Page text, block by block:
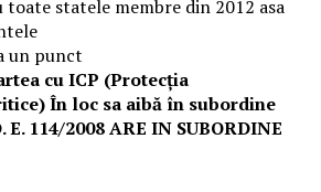
statele membre din 2012 asa
un punct
cu ICP (Protecția
În loc sa aibă în subordine
114/2008 ARE IN SUBORDINE